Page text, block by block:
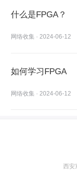
什么是FPGA？
网络收集 · 2024-06-12
如何学习FPGA
网络收集 · 2024-06-12
西安